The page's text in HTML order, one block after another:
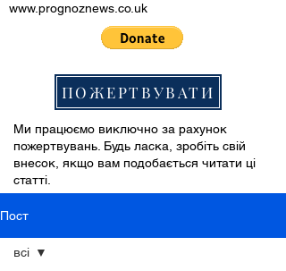
www.prognoznews.co.uk
ПОЖЕРТВУВАТИ
Ми працюємо виключно за рахунок
пожертвувань. Будь ласка, зробіть свій
внесок, якщо вам подобається читати ці
статті.
Пост
всі